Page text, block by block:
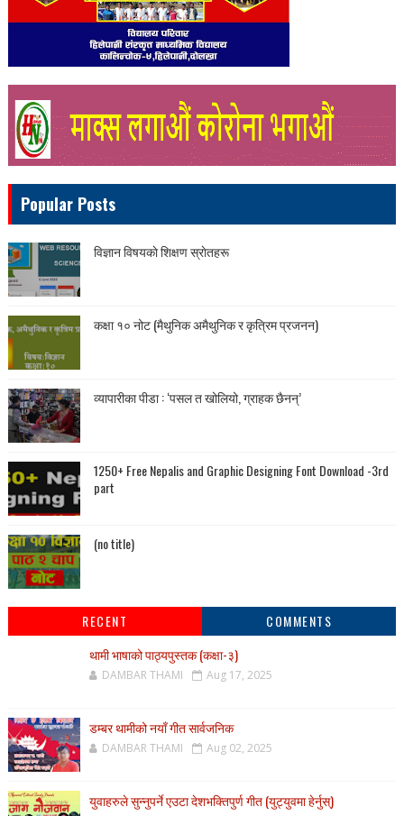
Popular Posts
विज्ञान विषयकाे शिक्षण स्राेतहरू
कक्षा १० नोट (मैथुनिक अमैथुनिक र कृत्रिम प्रजनन)
व्यापारीका पीडा : ‘पसल त खोलियो, ग्राहक छैनन्’
1250+ Free Nepalis and Graphic Designing Font Download -3rd
part
(no title)
RECENT
COMMENTS
थामी भाषाको पाठ्यपुस्तक (कक्षा-३)
DAMBAR THAMI Aug 17, 2025
डम्बर थामीको नयाँ गीत सार्वजनिक
DAMBAR THAMI Aug 02, 2025
युवाहरुले सुन्नुपर्ने एउटा देशभक्तिपुर्ण गीत (युट्युवमा हेर्नुस्)